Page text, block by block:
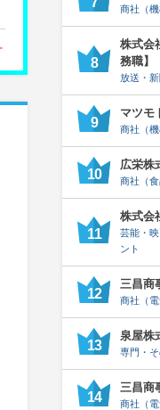
商社（機
8
株式会
務職】
放送・
9
マツモ
商社（機
10
広栄株
商社（食
11
株式会
芸能・
ント
12
三昌商
商社（電
13
泉屋株
専門・
14
三昌商
商社（電